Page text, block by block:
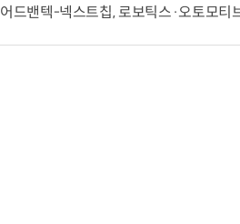
어드밴텍-넥스트칩, 로보틱스·오토모티